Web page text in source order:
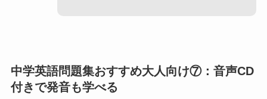
中学英語問題集おすすめ大人向け⑦：音声CD
付きで発音も学べる